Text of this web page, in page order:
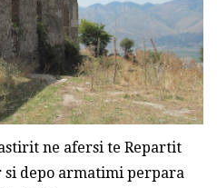
ne afersi te Repartit
depo armatimi perpara